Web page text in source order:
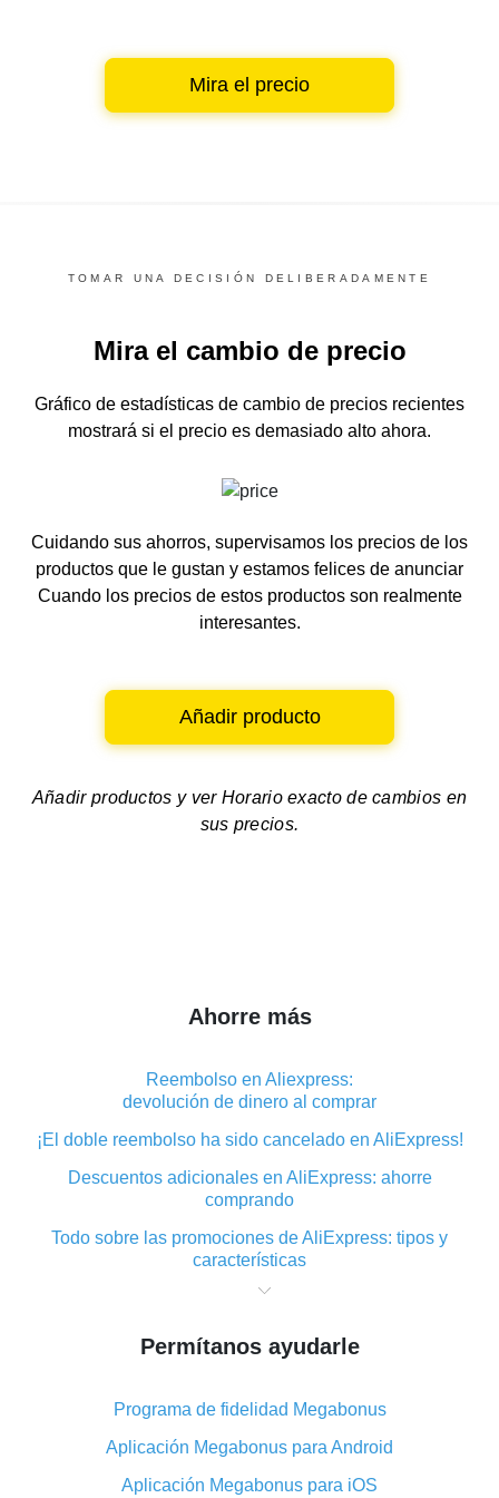
Mira el precio
TOMAR UNA DECISIÓN DELIBERADAMENTE
Mira el cambio de precio
Gráfico de estadísticas de cambio de precios recientes
mostrará si el precio es demasiado alto ahora.
Cuidando sus ahorros, supervisamos los precios de los
productos que le gustan y estamos felices de anunciar
Cuando los precios de estos productos son realmente
interesantes.
Añadir producto
Añadir productos y verHorario exacto de cambios en
sus precios.
Ahorre más
Reembolso en Aliexpress:
devolución de dinero al comprar
¡El doble reembolso ha sido cancelado en AliExpress!
Descuentos adicionales en AliExpress: ahorre
comprando
Todo sobre las promociones de AliExpress: tipos y
características
Qué es el reembolso «cashback» en AliExpress:
Dónde descargar la aplicación de reembolso en
En qué consiste el complemento de reembolso de
AliExpress y cuáles son sus ventajas
Reembolso desde la aplicación móvil de AliExpress:
Permítanos ayudarle
Programa de fidelidad Megabonus
Aplicación Megabonus para Android
Aplicación Megabonus para iOS